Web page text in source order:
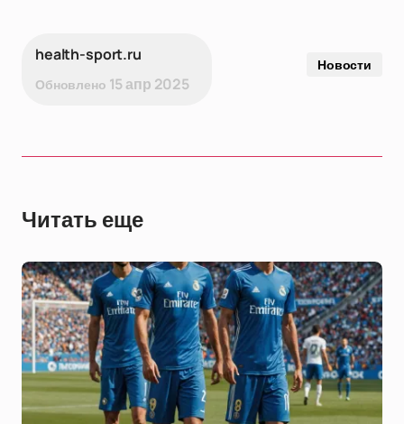
health-sport.ru
Обновлено 15 апр 2025
Новости
Читать еще